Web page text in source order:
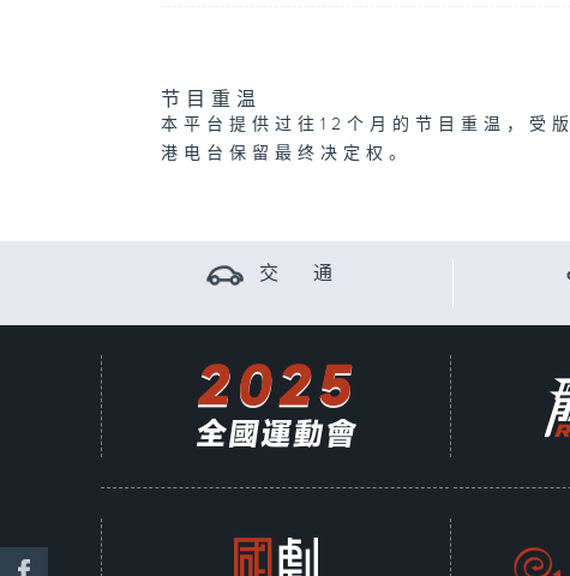
节目重温
本平台提供过往12个月的节目重温，受
港电台保留最终决定权。
交 通